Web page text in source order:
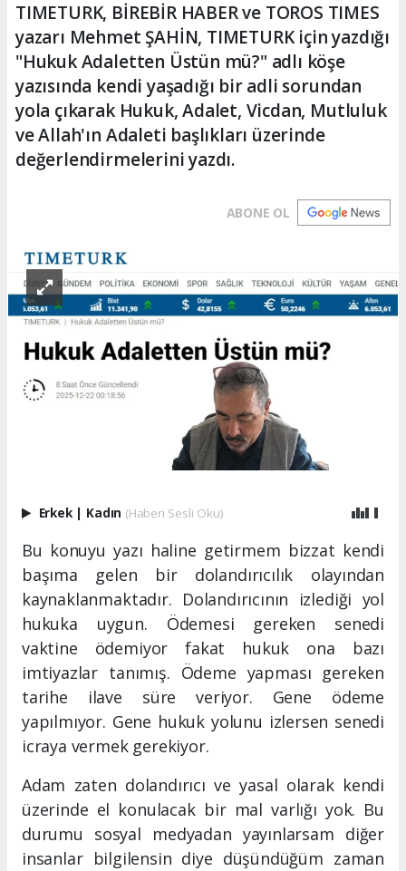
TIMETURK, BİREBİR HABER ve TOROS TIMES
yazarı Mehmet ŞAHİN, TIMETURK için yazdığı
"Hukuk Adaletten Üstün mü?" adlı köşe
yazısında kendi yaşadığı bir adli sorundan
yola çıkarak Hukuk, Adalet, Vicdan, Mutluluk
ve Allah'ın Adaleti başlıkları üzerinde
değerlendirmelerini yazdı.
ABONE OL
Erkek | Kadın (Haberi Sesli Oku)
Bu konuyu yazı haline getirmem bizzat kendi
başıma gelen bir dolandırıcılık olayından
kaynaklanmaktadır. Dolandırıcının izlediği yol
hukuka uygun. Ödemesi gereken senedi
vaktine ödemiyor fakat hukuk ona bazı
imtiyazlar tanımış. Ödeme yapması gereken
tarihe ilave süre veriyor. Gene ödeme
yapılmıyor. Gene hukuk yolunu izlersen senedi
icraya vermek gerekiyor.
Adam zaten dolandırıcı ve yasal olarak kendi
üzerinde el konulacak bir mal varlığı yok. Bu
durumu sosyal medyadan yayınlarsam diğer
insanlar bilgilensin diye düşündüğüm zaman